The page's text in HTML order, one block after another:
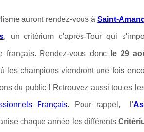
auront rendez-vous àSaint-
, un critérium d'après-Tour qui
français. Rendez-vous donc le 29
les champions viendront une fois
du public ! Retrouvez aussi toutes
Français. Pour rappel, l'
chaque année les différents